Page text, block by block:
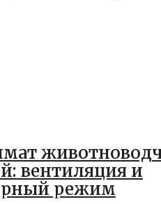
вентиляция и
режим